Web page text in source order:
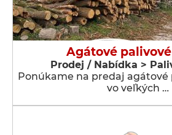
Agátové
Prodej / Nabídka >
Ponúkame na predaj agátové
vo veľkých …